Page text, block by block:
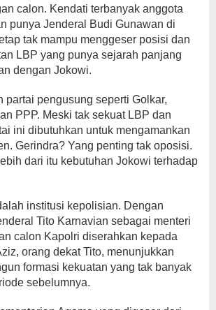
calon. Kendati terbanyak anggota
punya Jenderal Budi Gunawan di
tak mampu menggeser posisi dan
LBP yang punya sejarah panjang
dengan Jokowi.
partai pengusung seperti Golkar,
PPP. Meski tak sekuat LBP dan
ini dibutuhkan untuk mengamankan
Gerindra? Yang penting tak oposisi.
dari itu kebutuhan Jokowi terhadap
institusi kepolisian. Dengan
Tito Karnavian sebagai menteri
calon Kapolri diserahkan kepada
orang dekat Tito, menunjukkan
formasi kekuatan yang tak banyak
sebelumnya.